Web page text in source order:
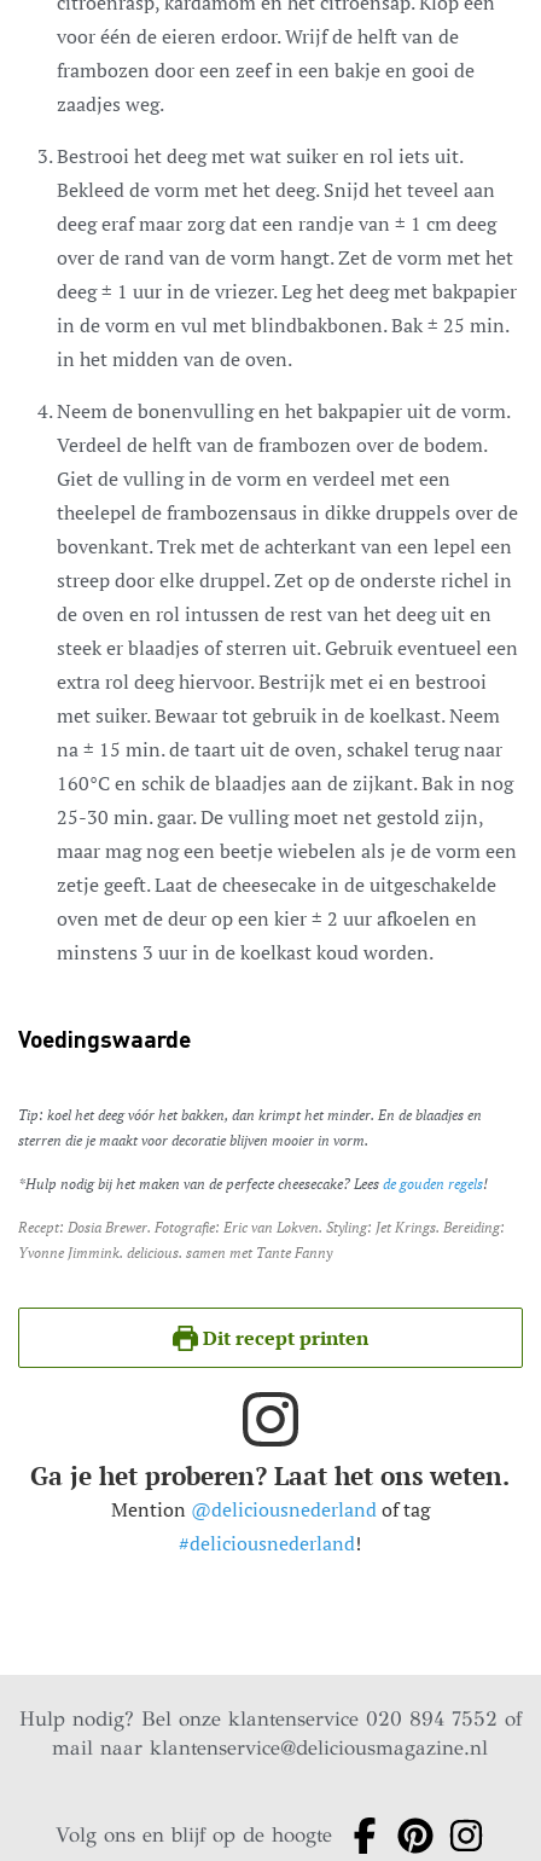
voor één de eieren erdoor. Wrijf de helft van de
frambozen door een zeef in een bakje en gooi de
zaadjes weg.
Bestrooi het deeg met wat suiker en rol iets uit.
Bekleed de vorm met het deeg. Snijd het teveel aan
deeg eraf maar zorg dat een randje van ± 1 cm deeg
over de rand van de vorm hangt. Zet de vorm met het
deeg ± 1 uur in de vriezer. Leg het deeg met bakpapier
in de vorm en vul met blindbakbonen. Bak ± 25 min.
in het midden van de oven.
Neem de bonenvulling en het bakpapier uit de vorm.
Verdeel de helft van de frambozen over de bodem.
Giet de vulling in de vorm en verdeel met een
theelepel de frambozensaus in dikke druppels over de
bovenkant. Trek met de achterkant van een lepel een
streep door elke druppel. Zet op de onderste richel in
de oven en rol intussen de rest van het deeg uit en
steek er blaadjes of sterren uit. Gebruik eventueel een
extra rol deeg hiervoor. Bestrijk met ei en bestrooi
met suiker. Bewaar tot gebruik in de koelkast. Neem
na ± 15 min. de taart uit de oven, schakel terug naar
160°C en schik de blaadjes aan de zijkant. Bak in nog
25-30 min. gaar. De vulling moet net gestold zijn,
maar mag nog een beetje wiebelen als je de vorm een
zetje geeft. Laat de cheesecake in de uitgeschakelde
oven met de deur op een kier ± 2 uur afkoelen en
minstens 3 uur in de koelkast koud worden.
Voedingswaarde
Tip: koel het deeg vóór het bakken, dan krimpt het minder. En de blaadjes en
sterren die je maakt voor decoratie blijven mooier in vorm.
*Hulp nodig bij het maken van de perfecte cheesecake? Lees de gouden regels!
Recept: Dosia Brewer. Fotografie: Eric van Lokven. Styling: Jet Krings. Bereiding:
Yvonne Jimmink. delicious. samen met Tante Fanny
Dit recept printen
Ga je het proberen? Laat het ons weten.
Mention @deliciousnederlandof tag
#deliciousnederland!
Hulp nodig? Bel onze klantenservice 020 894 7552 of
mail naarklantenservice@deliciousmagazine.nl
Volg ons en blijf op de hoogte